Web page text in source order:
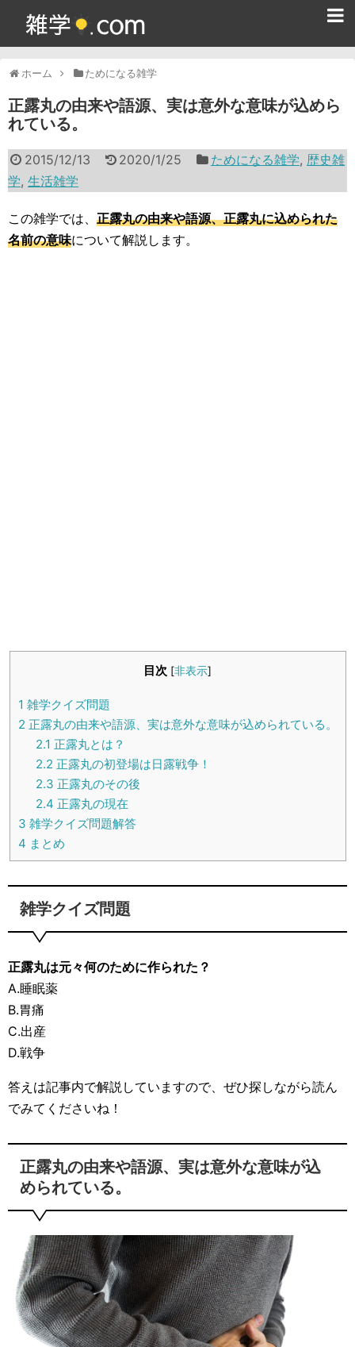
ホーム ためになる雑学
正露丸の由来や語源、実は意外な意味が込めら
れている。
2015/12/13 2020/1/25 ためになる雑学, 歴史雑
学, 生活雑学
この雑学では、 正露丸の由来や語源、正露丸に込められた
名前の意味について解説します。
目次 [非表示]
1 雑学クイズ問題
2 正露丸の由来や語源、実は意外な意味が込められている。
2.1 正露丸とは？
2.2 正露丸の初登場は日露戦争！
2.3 正露丸のその後
2.4 正露丸の現在
3 雑学クイズ問題解答
4 まとめ
雑学クイズ問題
正露丸は元々何のために作られた？
A.睡眠薬
B.胃痛
C.出産
D.戦争
答えは記事内で解説していますので、ぜひ探しながら読ん
でみてくださいね！
正露丸の由来や語源、実は意外な意味が込
められている。
365日雑学カレンダー
面白い雑学
ためになる雑学
スポーツ雑学